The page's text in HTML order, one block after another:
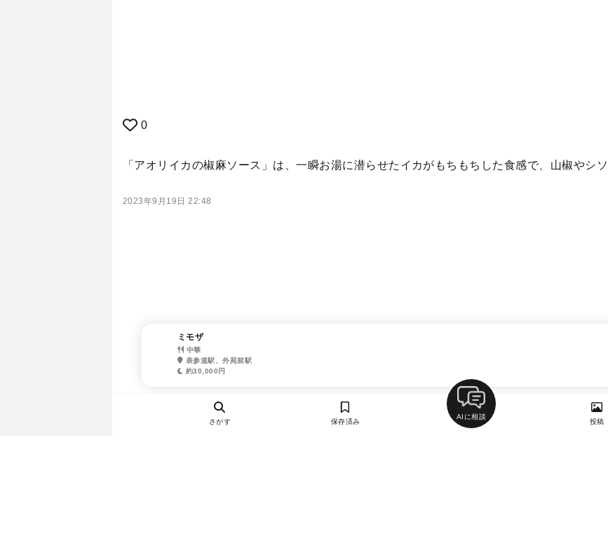
0
「アオリイカの椒麻ソース」は、一瞬お湯に潜らせたイカがもちもちした食感で、山椒やシ
2023年9月19日 22:48
ミモザ
中華
表参道駅、外苑前駅
約30,000円
さがす 保存済み
AIに相談
投稿